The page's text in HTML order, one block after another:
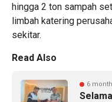
hingga 2 ton sampah
limbah katering
sekitar.
Read Also
6